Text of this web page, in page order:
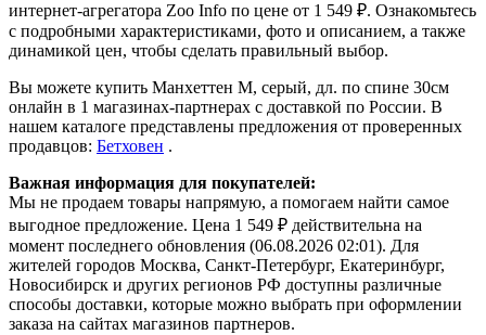
интернет-агрегатора Zoo Info по цене от 1 549 ₽. Ознакомьтесь
с подробными характеристиками, фото и описанием, а также
динамикой цен, чтобы сделать правильный выбор.
Вы можете купить Манхеттен М, серый, дл. по спине 30см
онлайн в 1 магазинах-партнерах с доставкой по России. В
нашем каталоге представлены предложения от проверенных
продавцов: Бетховен .
Важная информация для покупателей:
Мы не продаем товары напрямую, а помогаем найти самое
выгодное предложение. Цена 1 549 ₽ действительна на
момент последнего обновления (06.08.2026 02:01). Для
жителей городов Москва, Санкт-Петербург, Екатеринбург,
Новосибирск и других регионов РФ доступны различные
способы доставки, которые можно выбрать при оформлении
заказа на сайтах магазинов партнеров.